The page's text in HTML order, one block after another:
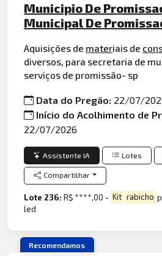
Municipio De
Municipal De
Aquisições de materiais de
diversos, para secretaria de
serviços de promissão- sp
Data do Pregão: 22/07/
Início do Acolhimento de
22/07/2026
Assistente IA Lotes
Compartilhar
Lote 236:R$ ****,00 - Kit rabicho
led
Recomendamos